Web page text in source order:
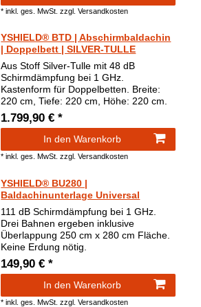
*inkl. ges. MwSt. zzgl.Versandkosten
YSHIELD® BTD | Abschirmbaldachin
| Doppelbett | SILVER-TULLE
Aus Stoff Silver-Tulle mit 48 dB
Schirmdämpfung bei 1 GHz.
Kastenform für Doppelbetten. Breite:
220 cm, Tiefe: 220 cm, Höhe: 220 cm.
1.799,90 € *
In den Warenkorb
*inkl. ges. MwSt. zzgl.Versandkosten
YSHIELD® BU280 |
Baldachinunterlage Universal
111 dB Schirmdämpfung bei 1 GHz.
Drei Bahnen ergeben inklusive
Überlappung 250 cm x 280 cm Fläche.
Keine Erdung nötig.
149,90 € *
In den Warenkorb
*inkl. ges. MwSt. zzgl.Versandkosten